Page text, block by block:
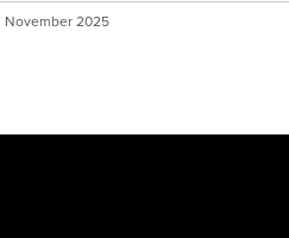
November 2025